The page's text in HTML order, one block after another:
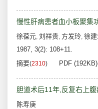
慢性肝病患者血小板聚集
徐葆元, 刘祥贵, 方发玲, 徐建
1987, 3(2): 108+11.
摘要(2310) PDF (192KB)
胆道术后11年,反复右上
陈寿庚